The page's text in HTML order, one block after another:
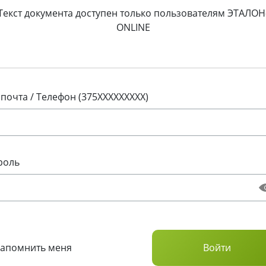
документа доступен только пользователям
ONLINE
/ Телефон (375XXXXXXXXX)
меня